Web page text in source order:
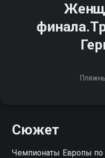
Сюжет
Чемпионаты Европы